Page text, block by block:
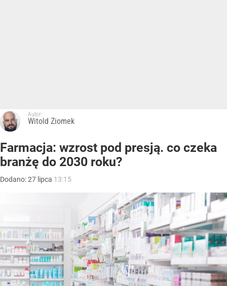
Autor:
Witold Ziomek
Farmacja: wzrost pod presją. co czeka
branżę do 2030 roku?
Dodano:27 lipca 13:15